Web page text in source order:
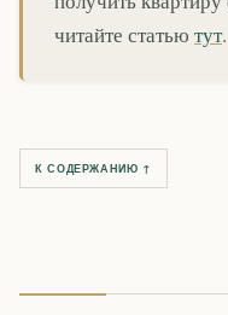
читайте статью тут.
К СОДЕРЖАНИЮ ↑